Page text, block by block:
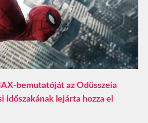
bemutatóját az Odüsszeia
lejárta hozza el